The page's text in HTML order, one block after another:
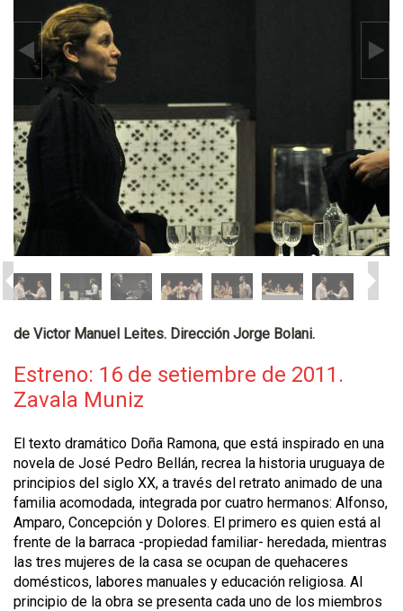
de Victor Manuel Leites. Dirección Jorge Bolani.
Estreno: 16 de setiembre de 2011.
Zavala Muniz
El texto dramático Doña Ramona, que está inspirado en una
novela de José Pedro Bellán, recrea la historia uruguaya de
principios del siglo XX, a través del retrato animado de una
familia acomodada, integrada por cuatro hermanos: Alfonso,
Amparo, Concepción y Dolores. El primero es quien está al
frente de la barraca -propiedad familiar- heredada, mientras
las tres mujeres de la casa se ocupan de quehaceres
domésticos, labores manuales y educación religiosa. Al
principio de la obra se presenta cada uno de los miembros